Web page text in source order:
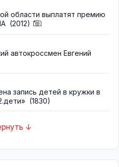
области выплатят премию
(2012)
автокроссмен Евгений
запись детей в кружки в
(1830)
↓